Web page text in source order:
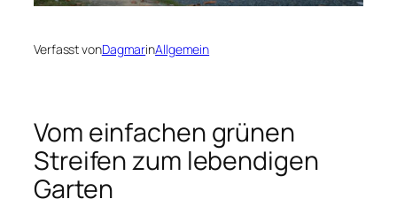
Verfasst vonDagmarinAllgemein
Vom einfachen grünen
Streifen zum lebendigen
Garten